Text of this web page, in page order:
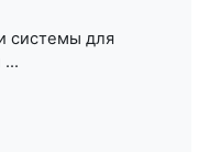
системы для
...